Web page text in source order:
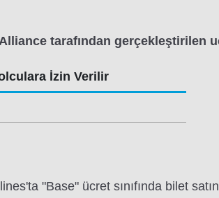
tarafından gerçekleştirilen
İzin Verilir
"Base" ücret sınıfında bilet